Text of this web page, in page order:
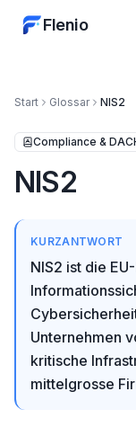
Flenio
Start Glossar NIS2
Compliance &
NIS2
KURZANTWORT
NIS2 ist die
Unternehmen
kritische
mittelgrosse